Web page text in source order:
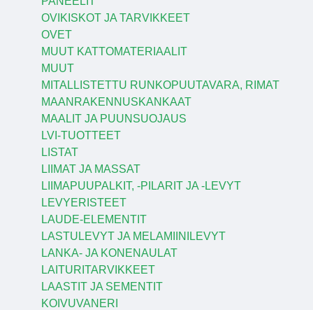
OVIKISKOT JA TARVIKKEET
OVET
MUUT KATTOMATERIAALIT
MUUT
MITALLISTETTU RUNKOPUUTAVARA, RIMAT
MAANRAKENNUSKANKAAT
MAALIT JA PUUNSUOJAUS
LVI-TUOTTEET
LISTAT
LIIMAT JA MASSAT
LIIMAPUUPALKIT, -PILARIT JA -LEVYT
LEVYERISTEET
LAUDE-ELEMENTIT
LASTULEVYT JA MELAMIINILEVYT
LANKA- JA KONENAULAT
LAITURITARVIKKEET
LAASTIT JA SEMENTIT
KOIVUVANERI